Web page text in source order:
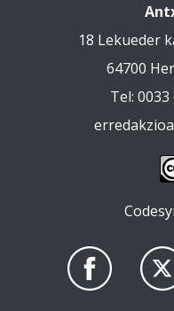
18 Lekueder
64700
Tel: 0033